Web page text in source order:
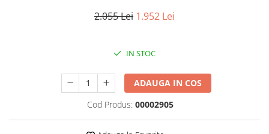
Roboți Gradină
2.055 Lei 1.952 Lei
IN STOC
ADAUGA IN COS
Cod Produs: 00002905